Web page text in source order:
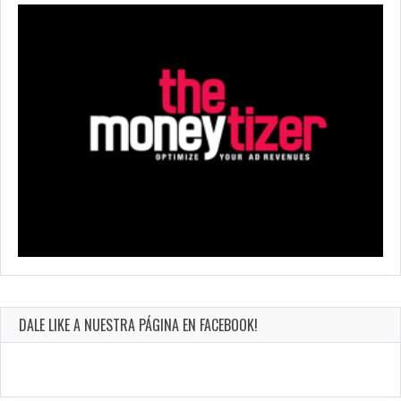
DALE LIKE A NUESTRA PÁGINA EN FACEBOOK!